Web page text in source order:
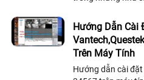
hướng dẫn cho
Hướng Dẫn Cài
Trên Máy Tính
Hướng dẫn cài